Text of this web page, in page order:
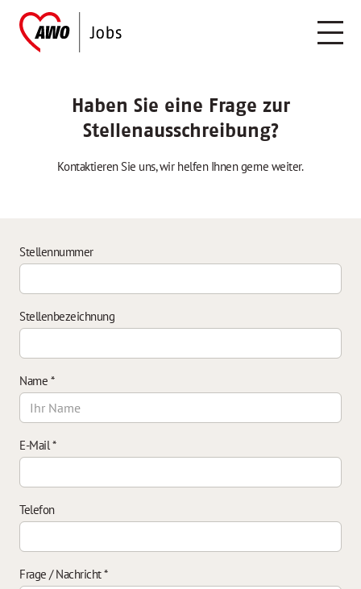
Haben Sie eine Frage zur
Stellenausschreibung?
Kontaktieren Sie uns, wir helfen Ihnen gerne weiter.
Stellennummer
Stellenbezeichnung
Name *
E-Mail*
Telefon
Frage / Nachricht*